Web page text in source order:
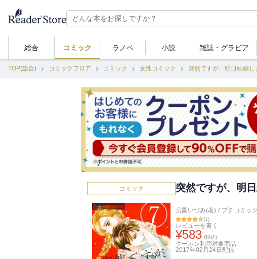
総合 コミック ラノベ 小説 雑誌・ グラビア
TOP(総合) コミックフロア コミック 女性コミック 突然ですが、明日結婚し
コミック 突然ですが、明
宮園いづみ(著) / プチコミック
(1)
レビューを書く
¥583 (税込)
クーポン利用対象商品
2017年02月24日 配信